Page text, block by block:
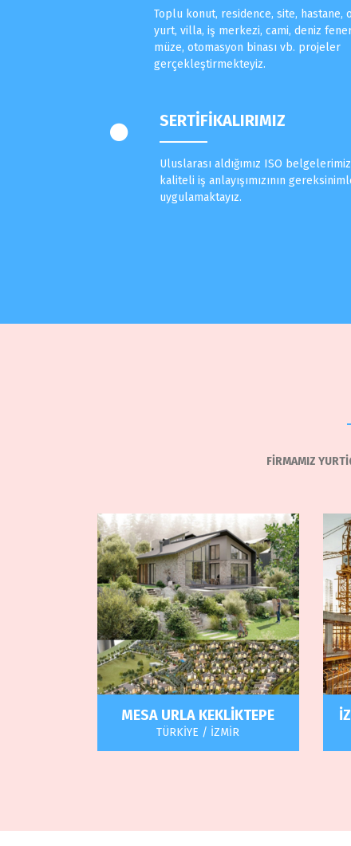
Toplu konut, residence, site, hastane,
yurt, villa, iş merkezi, cami, deniz
müze, otomasyon binası vb. projeler
gerçekleştirmekteyiz.
SERTİFİKALIRIMIZ
Uluslarası aldığımız ISO
kaliteli iş anlayışımızının
uygulamaktayız.
FİRMAMIZ
MESA URLA KEKLİKTEPE
TÜRKİYE / İZMİR